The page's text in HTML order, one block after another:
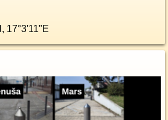
, 17°3'11"E